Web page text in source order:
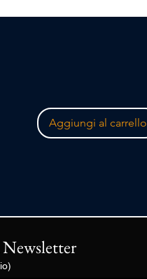
Aggiungi al carrello